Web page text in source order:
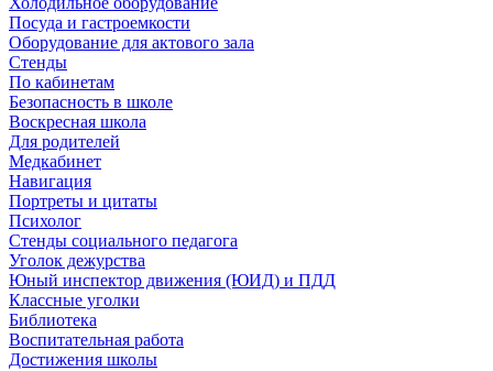
Посуда и гастроемкости
Оборудование для актового зала
Стенды
По кабинетам
Безопасность в школе
Воскресная школа
Для родителей
Медкабинет
Навигация
Портреты и цитаты
Психолог
Стенды социального педагога
Уголок дежурства
Юный инспектор движения (ЮИД) и ПДД
Классные уголки
Библиотека
Воспитательная работа
Достижения школы